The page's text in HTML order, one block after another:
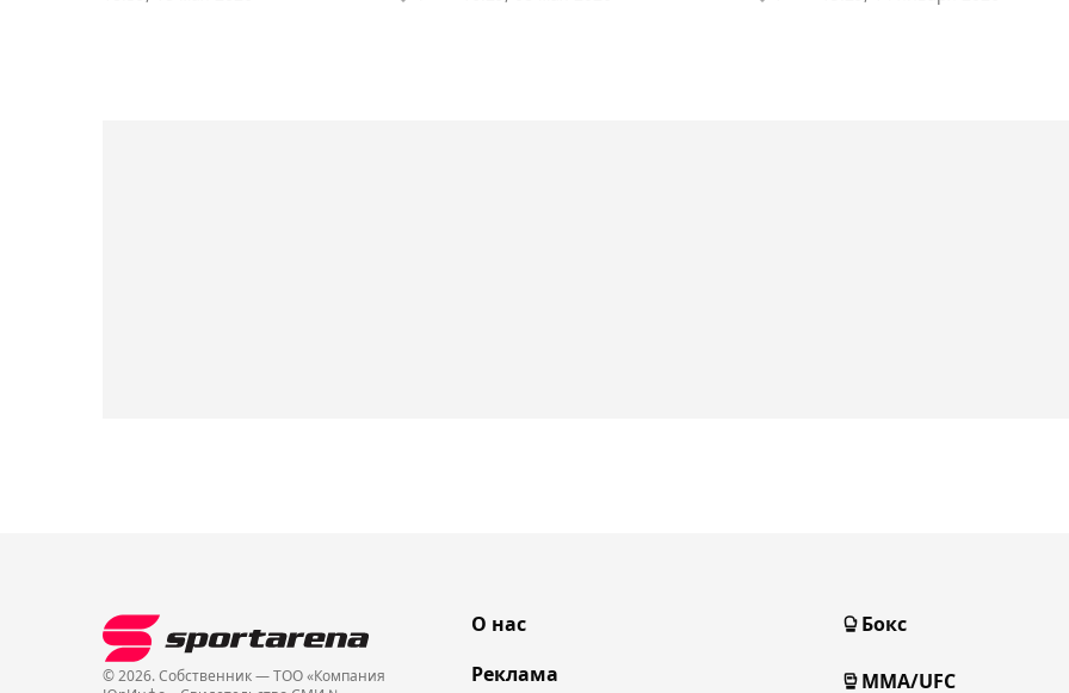
© 2026. Собственник — ТОО «Компания
О нас
Реклама
Бокс
MMA/UFC